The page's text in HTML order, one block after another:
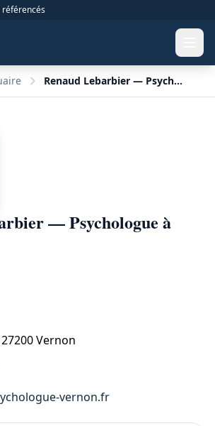
référencés
Renaud Lebarbier — Psychologue à Vernon
— Psychologue à
Vernon
vernon.fr